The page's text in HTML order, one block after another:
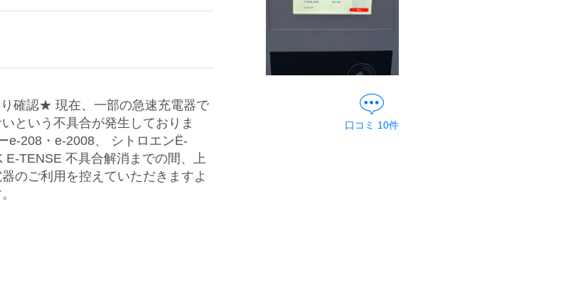
口コミ 10件
確認★ 現在、一部の急速充電器で
という不具合が発生しておりま
e-208・e-2008、 シトロエンË-
E-TENSE 不具合解消までの間、上
のご利用を控えていただきますよ